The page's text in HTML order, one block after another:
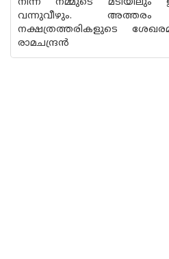
നിന്ന് നമ്മുടെ മടിയിലും
വന്നുവീഴും. അത്തരം
നക്ഷത്രത്തരികളുടെ
രാമചന്ദ്രൻ